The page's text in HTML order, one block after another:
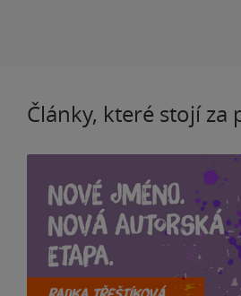
Články, které stojí za